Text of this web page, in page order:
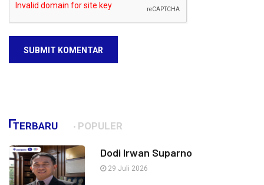
SUBMIT KOMENTAR
TERBARU POPULER
Dodi Irwan Suparno
29 Juli 2026